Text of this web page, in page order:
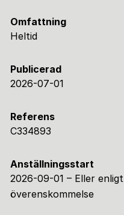
Omfattning
Heltid
Publicerad
2026-07-01
Referens
C334893
Anställningsstart
2026-09-01 – Eller enligt
överenskommelse